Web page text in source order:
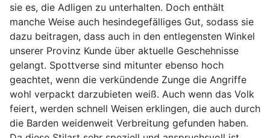
sie es, die Adligen zu unterhalten. Doch enthält
manche Weise auch hesindegefälliges Gut, sodass sie
dazu beitragen, dass auch in den entlegensten Winkel
unserer Provinz Kunde über aktuelle Geschehnisse
gelangt. Spottverse sind mitunter ebenso hoch
geachtet, wenn die verkündende Zunge die Angriffe
wohl verpackt darzubieten weiß. Auch wenn das Volk
feiert, werden schnell Weisen erklingen, die auch durch
die Barden weidenweit Verbreitung gefunden haben.